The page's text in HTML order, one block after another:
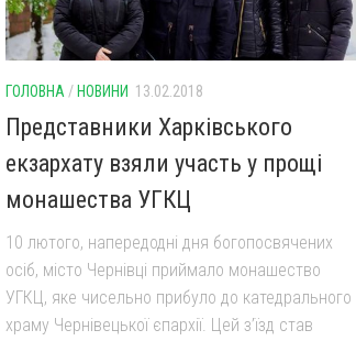
ГОЛОВНА / НОВИНИ 13.02.2018
Представники Харківського
екзархату взяли участь у прощі
монашества УГКЦ
10 лютого, напередодні дня богопосвячених
осіб, місто Чернівці приймало монашество
УГКЦ, яке чисельно прибуло до катедрального
храму Чернівецької єпархії. Цей з’їзд став